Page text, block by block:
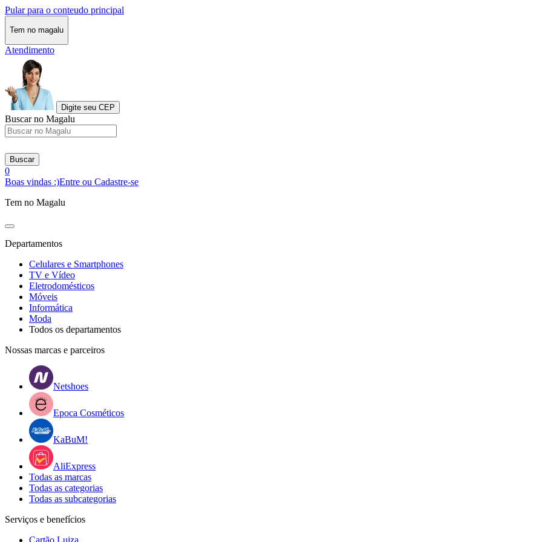
Pular para o conteudo principal
Tem no magalu
Atendimento
Digite seu CEP
Buscar no Magalu
Buscar
0
Boas vindas :)Entre ou Cadastre-se
Tem no Magalu
Departamentos
Celulares e Smartphones
TV e Vídeo
Eletrodomésticos
Móveis
Informática
Moda
Todos os departamentos
Nossas marcas e parceiros
Netshoes
Epoca Cosméticos
KaBuM!
AliExpress
Todas as marcas
Todas as categorias
Todas as subcategorias
Serviços e benefícios
Cartão Luiza